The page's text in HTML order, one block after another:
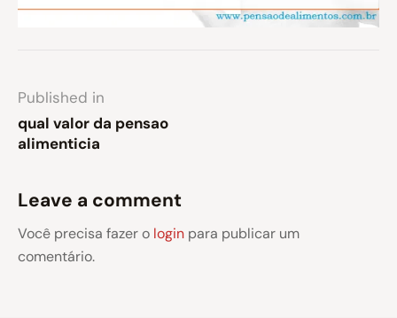
Published in
qual valor da pensao
alimenticia
Leave a comment
Você precisa fazer o login para publicar um
comentário.